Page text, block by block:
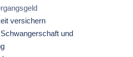
versichern
und